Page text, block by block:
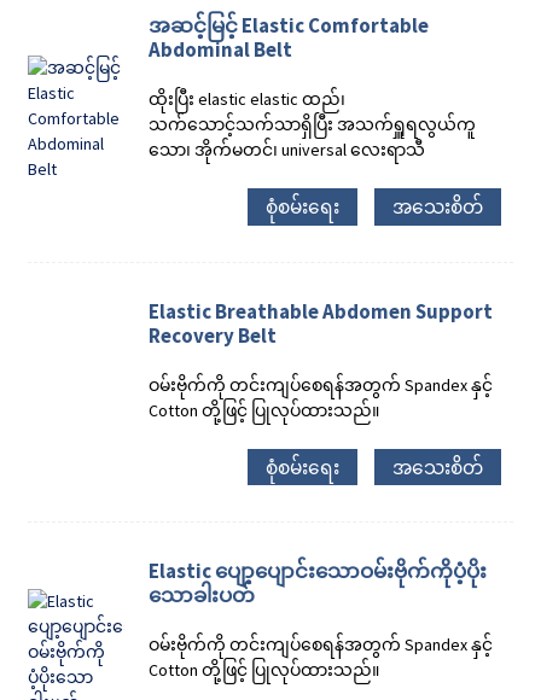
အဆင့်မြင့် Elastic Comfortable
Abdominal Belt
ထိုးပြီး elastic elastic ထည်၊
သက်သောင့်သက်သာရှိပြီး အသက်ရှူရလွယ်ကူ
သော၊ အိုက်မတင်၊ universal လေးရာသီ
စုံစမ်းရေး အသေးစိတ်
Elastic Breathable Abdomen Support
Recovery Belt
ဝမ်းဗိုက်ကို တင်းကျပ်စေရန်အတွက် Spandex နှင့်
Cotton တို့ဖြင့် ပြုလုပ်ထားသည်။
စုံစမ်းရေး အသေးစိတ်
Elastic ပျော့ပျောင်းသောဝမ်းဗိုက်ကိုပံ့ပိုး
သောခါးပတ်
ဝမ်းဗိုက်ကို တင်းကျပ်စေရန်အတွက် Spandex နှင့်
Cotton တို့ဖြင့် ပြုလုပ်ထားသည်။